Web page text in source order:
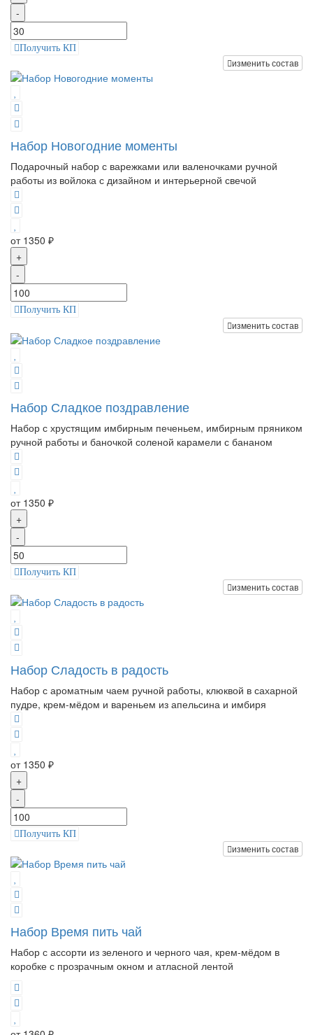
-
Получить КП
изменить состав
Набор Новогодние моменты
Подарочный набор с варежками или валеночками ручной
работы из войлока с дизайном и интерьерной свечой
от 1350 ₽
+
-
Получить КП
изменить состав
Набор Сладкое поздравление
Набор с хрустящим имбирным печеньем, имбирным пряником
ручной работы и баночкой соленой карамели с бананом
от 1350 ₽
+
-
Получить КП
изменить состав
Набор Сладость в радость
Набор с ароматным чаем ручной работы, клюквой в сахарной
пудре, крем-мёдом и вареньем из апельсина и имбиря
от 1350 ₽
+
-
Получить КП
изменить состав
Набор Время пить чай
Набор с ассорти из зеленого и черного чая, крем-мёдом в
коробке с прозрачным окном и атласной лентой